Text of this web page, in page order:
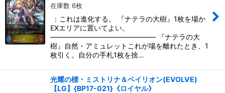
在庫数 6枚
：これは進化する。 『ナテラの大樹』1枚を場か
EXエリアに置いてよい。
――――――――――――――― 『ナテラの大
樹』自然・アミュレットこれが場を離れたとき、1
枚引く。自分の手札1枚を捨…
光耀の標・ミストリナ＆ベイリオン(EVOLVE)
【LG】{BP17-021}《ロイヤル》